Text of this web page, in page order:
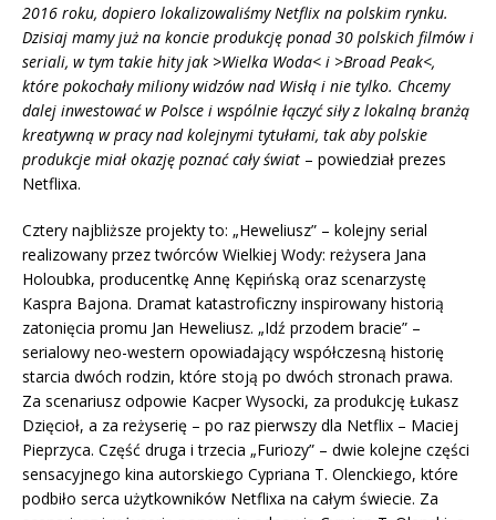
2016 roku, dopiero lokalizowaliśmy Netflix na polskim rynku.
Dzisiaj mamy już na koncie produkcję ponad 30 polskich filmów i
seriali, w tym takie hity jak >Wielka Woda< i >Broad Peak<,
które pokochały miliony widzów nad Wisłą i nie tylko. Chcemy
dalej inwestować w Polsce i wspólnie łączyć siły z lokalną branżą
kreatywną w pracy nad kolejnymi tytułami, tak aby polskie
produkcje miał okazję poznać cały świat – powiedział prezes
Netflixa.
Cztery najbliższe projekty to: „Heweliusz” – kolejny serial
realizowany przez twórców Wielkiej Wody: reżysera Jana
Holoubka, producentkę Annę Kępińską oraz scenarzystę
Kaspra Bajona. Dramat katastroficzny inspirowany historią
zatonięcia promu Jan Heweliusz. „Idź przodem bracie” –
serialowy neo-western opowiadający współczesną historię
starcia dwóch rodzin, które stoją po dwóch stronach prawa.
Za scenariusz odpowie Kacper Wysocki, za produkcję Łukasz
Dzięcioł, a za reżyserię – po raz pierwszy dla Netflix – Maciej
Pieprzyca. Część druga i trzecia „Furiozy” – dwie kolejne części
sensacyjnego kina autorskiego Cypriana T. Olenckiego, które
podbiło serca użytkowników Netflixa na całym świecie. Za